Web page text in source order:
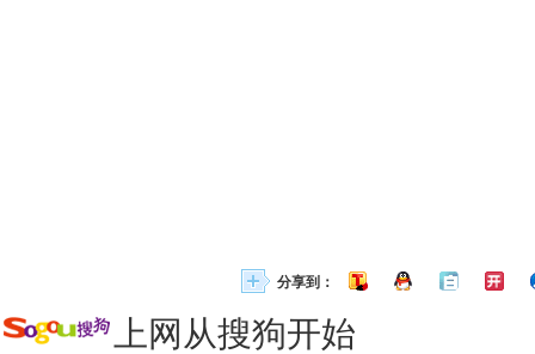
分享到：
上网从搜狗开始